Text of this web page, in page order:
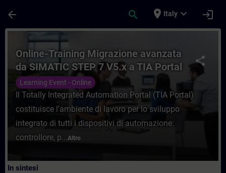
arrow_back search place Italy expand_more login
Corso - Online-Training Migrazione
share
Online-Training Migrazione avanzata
da SIMATIC STEP 7 V5.x a TIA Portal
con S7-1500
Learning Event - Online
Il Totally Integrated Automation Portal (TIA Portal)
costituisce l'ambiente di lavoro per lo sviluppo
integrato di tutti i dispositivi di automazione:
controllore, p...Altro
In sintesi